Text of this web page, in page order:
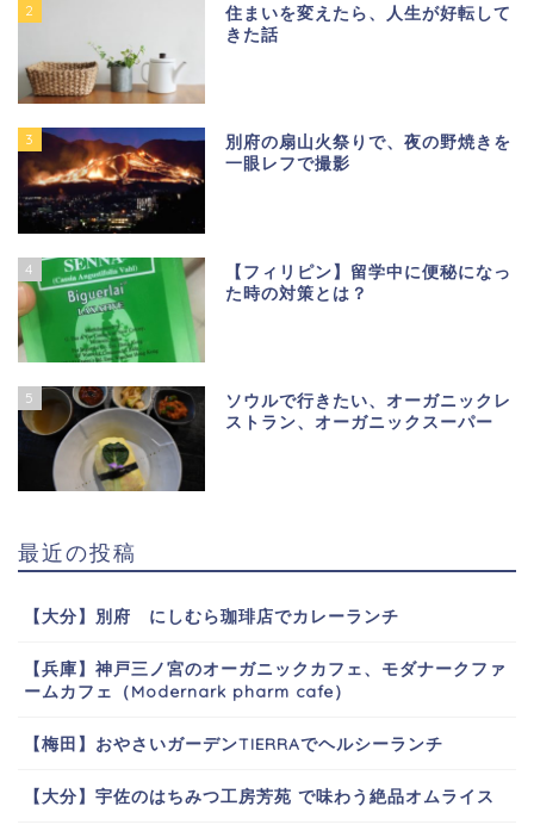
2
住まいを変えたら、人生が好転して
きた話
3
別府の扇山火祭りで、夜の野焼きを
一眼レフで撮影
4
【フィリピン】留学中に便秘になっ
た時の対策とは？
5
ソウルで行きたい、オーガニックレ
ストラン、オーガニックスーパー
最近の投稿
【大分】別府 にしむら珈琲店でカレーランチ
【兵庫】神戸三ノ宮のオーガニックカフェ、モダナークファ
ームカフェ（Modernark pharm cafe）
【梅田】おやさいガーデンTIERRAでヘルシーランチ
【大分】宇佐のはちみつ工房芳苑 で味わう絶品オムライス